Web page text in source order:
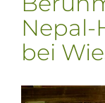
Nepal-
bei